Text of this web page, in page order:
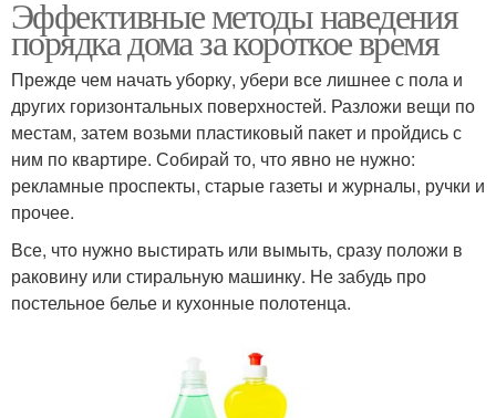
Эффективные методы наведения
порядка дома за короткое время
Прежде чем начать уборку, убери все лишнее с пола и
других горизонтальных поверхностей. Разложи вещи по
местам, затем возьми пластиковый пакет и пройдись с
ним по квартире. Собирай то, что явно не нужно:
рекламные проспекты, старые газеты и журналы, ручки и
прочее.
Все, что нужно выстирать или вымыть, сразу положи в
раковину или стиральную машинку. Не забудь про
постельное белье и кухонные полотенца.